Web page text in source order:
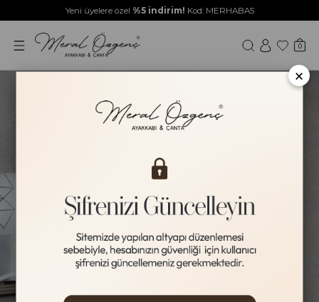
Yeni üyelere özel %5 indirim! Kod: MERHABA5
0
×